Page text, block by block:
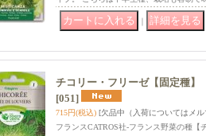
チコリー・フリーゼ【固定種】
[051]
715円(税込) [欠品中（入荷についてはメ
フランスCATROS社-フランス野菜の種